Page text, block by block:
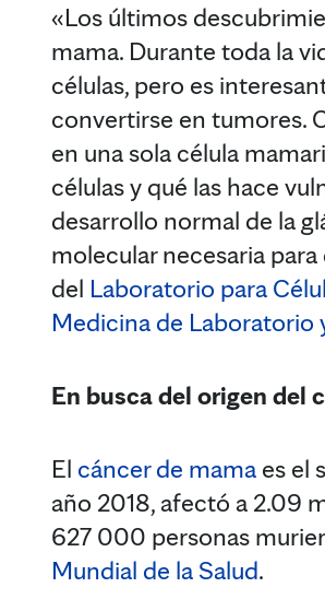
«Los últimos
mama. Durante toda la
células, pero es
convertirse en tumores.
en una sola célula
células y qué las hace
desarrollo normal de la
molecular necesaria
del Laboratorio para
Medicina de Laboratorio
En busca del origen del
El cáncer de mama es el
año 2018, afectó a 2.09
627 000 personas
Mundial de la Salud.